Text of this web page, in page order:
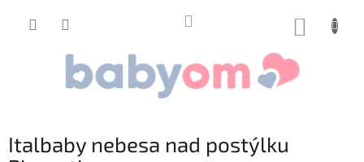
Italbaby nebesa nad postýlku